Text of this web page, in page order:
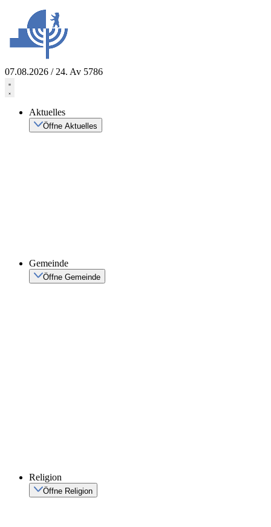
springen
07.08.2026 / 24. Av 5786
Aktuelles
Öffne Aktuelles
Gemeinde
Öffne Gemeinde
Religion
Öffne Religion